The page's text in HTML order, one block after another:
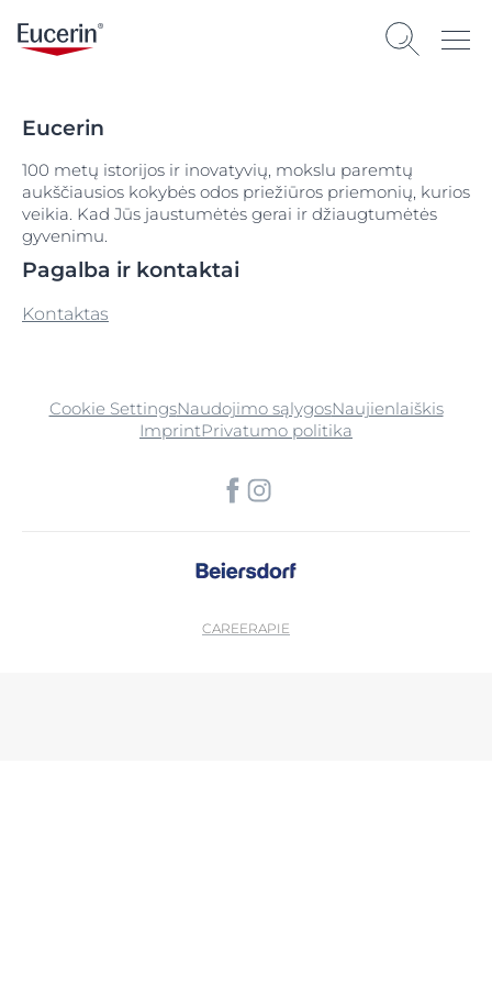
Eucerin
100 metų istorijos ir inovatyvių, mokslu paremtų
aukščiausios kokybės odos priežiūros priemonių, kurios
veikia. Kad Jūs jaustumėtės gerai ir džiaugtumėtės
gyvenimu.
Pagalba ir kontaktai
Kontaktas
Cookie SettingsNaudojimo sąlygosNaujienlaiškis
ImprintPrivatumo politika
CAREERAPIE